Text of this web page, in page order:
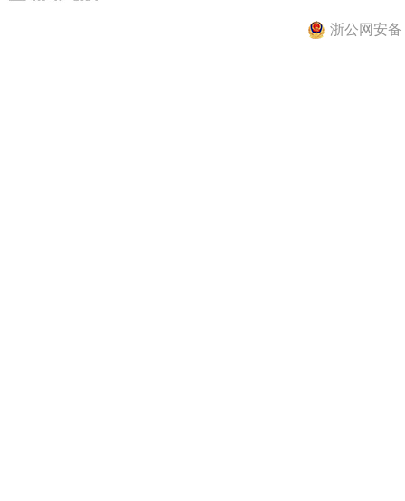
浙公网安备